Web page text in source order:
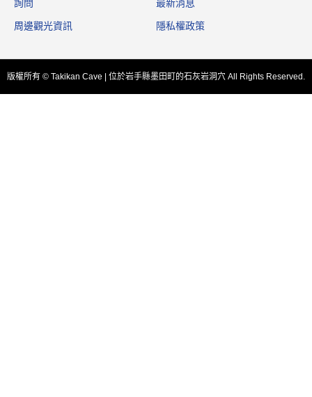
詢問 最新消息
周邊觀光資訊 隱私權政策
版權所有 © Takikan Cave | 位於岩手縣墨田町的石灰岩洞穴 All Rights Reserved.